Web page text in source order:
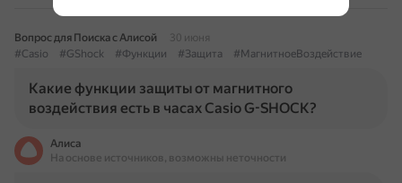
Вопрос для Поиска с Алисой
30 июня
#Casio
#GShock #Функции #Защита #МагнитноеВоздействие
Какие функции защиты от магнитного
воздействия есть в часах Casio G-SHOCK?
Алиса
На основе источников, возможны неточности